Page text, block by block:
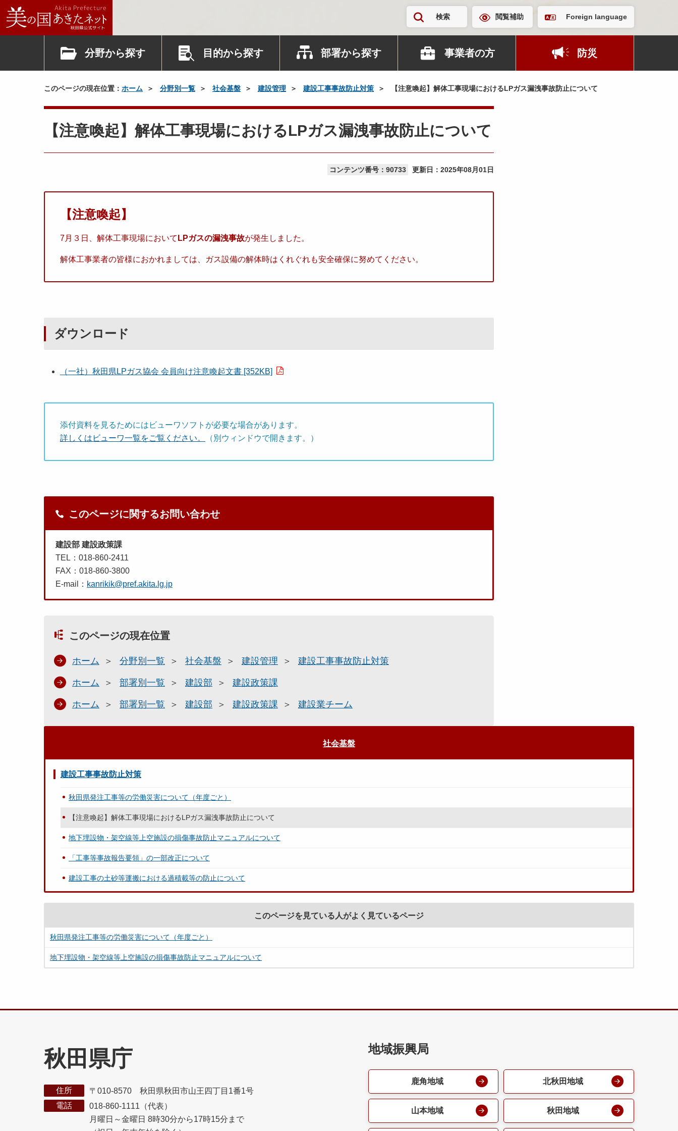
検索 閲覧補助 Foreign language
分野から探す 目的から探す 部署から探す 事業者の方 防災
このページの現在位置： ホーム 分野別一覧 社会基盤 建設管理 建設工事事故防止対策 【注意喚起】解体工事現場におけるLPガス漏洩事故防止について
【注意喚起】解体工事現場におけるLPガス漏洩事故防止について
コンテンツ番号：90733 更新日： 2025年08月01日
【注意喚起】
7月３日、解体工事現場において LPガスの漏洩事故が発生しました。
解体工事業者の皆様におかれましては、ガス設備の解体時はくれぐれも安全確保に努めてください。
ダウンロード
（一社）秋田県LPガス協会 会員向け注意喚起文書 [352KB]
添付資料を見るためにはビューワソフトが必要な場合があります。
詳しくはビューワ一覧をご覧ください。
（別ウィンドウで開きます。）
このページに関するお問い合わせ
建設部 建設政策課
TEL：018-860-2411
FAX：018-860-3800
E-mail： kanrikik@pref.akita.lg.jp
このページの現在位置
ホーム 分野別一覧 社会基盤 建設管理 建設工事事故防止対策
ホーム 部署別一覧 建設部 建設政策課
ホーム 部署別一覧 建設部 建設政策課 建設業チーム
社会基盤
建設工事事故防止対策
秋田県発注工事等の労働災害について（年度ごと）
【注意喚起】解体工事現場におけるLPガス漏洩事故防止について
地下埋設物・架空線等上空施設の損傷事故防止マニュアルについて
「工事等事故報告要領」の一部改正について
建設工事の土砂等運搬における過積載等の防止について
このページを見ている人がよく見ているページ
秋田県発注工事等の労働災害について（年度ごと）
地下埋設物・架空線等上空施設の損傷事故防止マニュアルについて
秋田県庁
住所
〒010-8570 秋田県秋田市山王四丁目1番1号
電話
018-860-1111（代表）
月曜日～金曜日 8時30分から17時15分まで
地域振興局
鹿角地域 北秋田地域
山本地域 秋田地域